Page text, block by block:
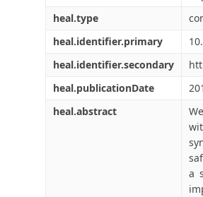
heal.type
heal.identifier.primary
heal.identifier.secondary
heal.publicationDate
heal.abstract
a